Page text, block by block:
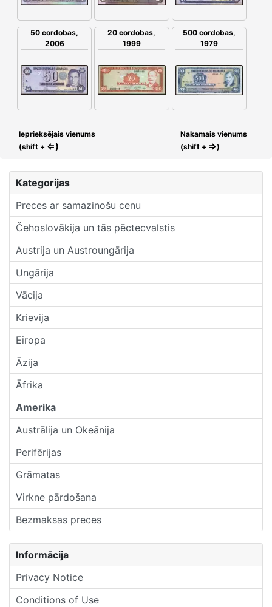
Kategorijas
Preces ar samazinošu cenu
Čehoslovākija un tās pēctecvalstis
Austrija un Austroungārija
Ungārija
Vācija
Krievija
Eiropa
Āzija
Āfrika
Amerika
Austrālija un Okeānija
Perifērijas
Grāmatas
Virkne pārdošana
Bezmaksas preces
Informācija
Privacy Notice
Conditions of Use
50 cordobas,
2006
20 cordobas,
1999
500 cordobas,
1979
Ieprieksējais vienums
(shift + ⇐)
Nakamais vienums
(shift + ⇒)